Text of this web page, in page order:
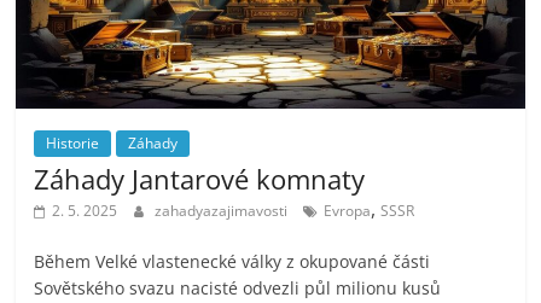
Historie Záhady
Záhady Jantarové komnaty
2. 5. 2025 zahadyazajimavosti Evropa,SSSR
Během Velké vlastenecké války z okupované části
Sovětského svazu nacisté odvezli půl milionu kusů